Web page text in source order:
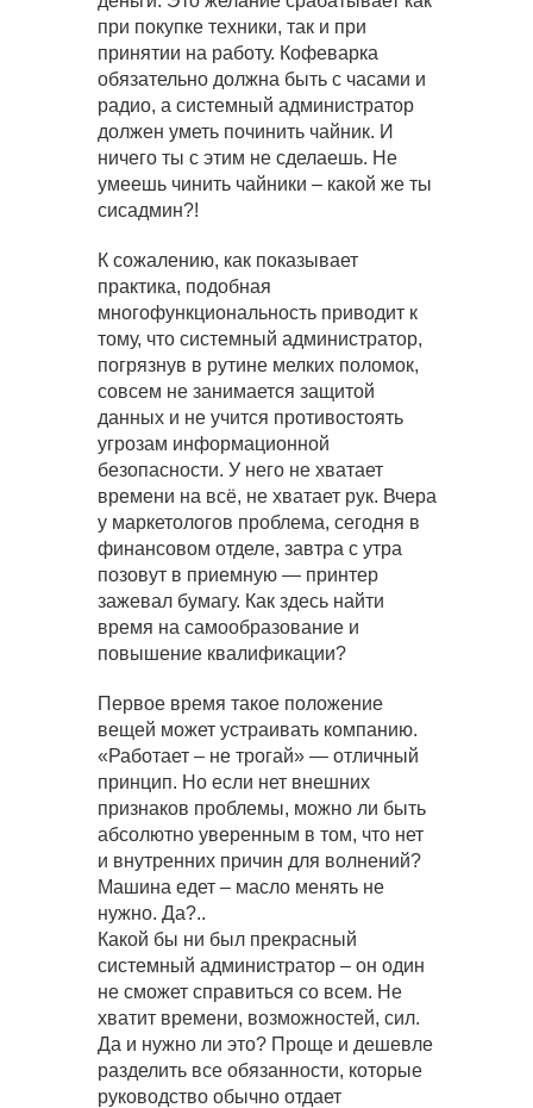
при покупке техники, так и при
принятии на работу. Кофеварка
обязательно должна быть с часами и
радио, а системный администратор
должен уметь починить чайник. И
ничего ты с этим не сделаешь. Не
умеешь чинить чайники – какой же ты
сисадмин?!
К сожалению, как показывает
практика, подобная
многофункциональность приводит к
тому, что системный администратор,
погрязнув в рутине мелких поломок,
совсем не занимается защитой
данных и не учится противостоять
угрозам информационной
безопасности. У него не хватает
времени на всё, не хватает рук. Вчера
у маркетологов проблема, сегодня в
финансовом отделе, завтра с утра
позовут в приемную — принтер
зажевал бумагу. Как здесь найти
время на самообразование и
повышение квалификации?
Первое время такое положение
вещей может устраивать компанию.
«Работает – не трогай» — отличный
принцип. Но если нет внешних
признаков проблемы, можно ли быть
абсолютно уверенным в том, что нет
и внутренних причин для волнений?
Машина едет – масло менять не
нужно. Да?..
Какой бы ни был прекрасный
системный администратор – он один
не сможет справиться со всем. Не
хватит времени, возможностей, сил.
Да и нужно ли это? Проще и дешевле
разделить все обязанности, которые
руководство обычно отдает